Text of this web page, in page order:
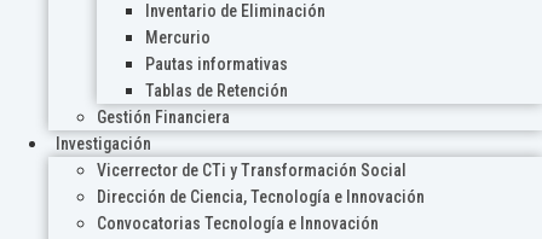
Inventario de Eliminación
Mercurio
Pautas informativas
Tablas de Retención
Gestión Financiera
Investigación
Vicerrector de CTi y Transformación Social
Dirección de Ciencia, Tecnología e Innovación
Convocatorias Tecnología e Innovación